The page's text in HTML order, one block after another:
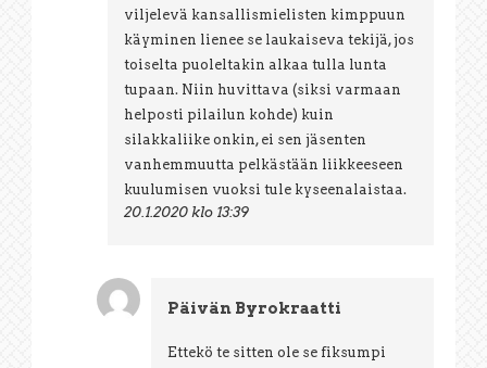
viljelevä kansallismielisten kimppuun
käyminen lienee se laukaiseva tekijä, jos
toiselta puoleltakin alkaa tulla lunta
tupaan. Niin huvittava (siksi varmaan
helposti pilailun kohde) kuin
silakkaliike onkin, ei sen jäsenten
vanhemmuutta pelkästään liikkeeseen
kuulumisen vuoksi tule kyseenalaistaa.
20.1.2020 klo 13:39
Päivän Byrokraatti
Ettekö te sitten ole se fiksumpi